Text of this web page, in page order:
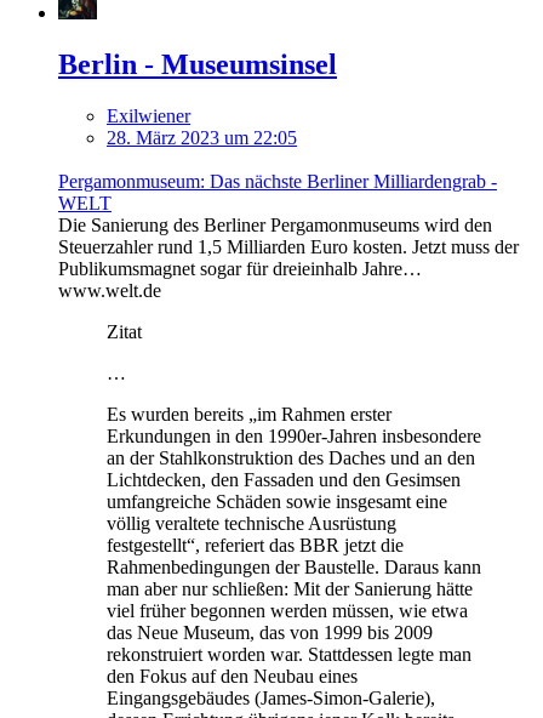
Berlin - Museumsinsel
Exilwiener
28. März 2023 um 22:05
Pergamonmuseum: Das nächste Berliner Milliardengrab -
WELT
Die Sanierung des Berliner Pergamonmuseums wird den
Steuerzahler rund 1,5 Milliarden Euro kosten. Jetzt muss der
Publikumsmagnet sogar für dreieinhalb Jahre…
www.welt.de
Zitat
…
Es wurden bereits „im Rahmen erster
Erkundungen in den 1990er-Jahren insbesondere
an der Stahlkonstruktion des Daches und an den
Lichtdecken, den Fassaden und den Gesimsen
umfangreiche Schäden sowie insgesamt eine
völlig veraltete technische Ausrüstung
festgestellt“, referiert das BBR jetzt die
Rahmenbedingungen der Baustelle. Daraus kann
man aber nur schließen: Mit der Sanierung hätte
viel früher begonnen werden müssen, wie etwa
das Neue Museum, das von 1999 bis 2009
rekonstruiert worden war. Stattdessen legte man
den Fokus auf den Neubau eines
Eingangsgebäudes (James-Simon-Galerie),